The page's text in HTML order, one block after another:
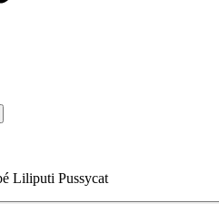
Liliputi Pussycat